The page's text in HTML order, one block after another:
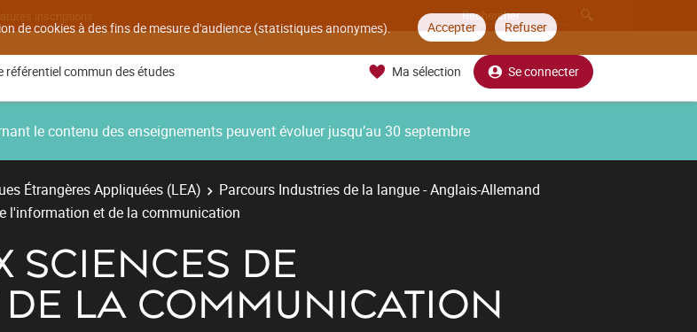
de cookies à des fins de mesure d'audience (statistiques anonymes). Accepter Refuser
inscriptions
référentiel commun des études Ma sélection Se connecter
le contenu des enseignements peuvent évoluer jusqu’au 30 septembre
Étrangères Appliquées (LEA)
Parcours Industries de la langue - Anglais-Allemand
l'information et de la communication
SCIENCES DE
LA COMMUNICATION